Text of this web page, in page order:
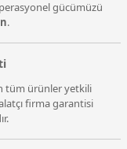
gücümüzü
.
tüm ürünler yetkili
firma garantisi